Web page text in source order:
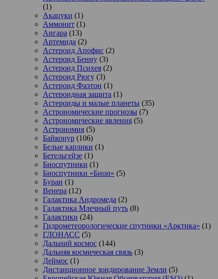
(1)
Акацуки (1)
Аммонит (1)
Ангара (13)
Артемида (2)
Астероид Апофис (2)
Астероид Бенну (3)
Астероид Психея (2)
Астероид Рюгу (3)
Астероид Фаэтон (1)
Астероидная защита (1)
Астероиды и малые планеты (35)
Астрономические прогнозы (7)
Астрономические явления (5)
Астрономия (5)
Байконур (106)
Белые карлики (1)
Бетельгейзе (1)
Биоспутники (1)
Биоспутники «Бион» (5)
Буран (1)
Венера (12)
Галактика Андромеда (2)
Галактика Млечный путь (8)
Галактики (24)
Гидрометеорологические спутники «Арктика» (1)
ГЛОНАСС (5)
Дальний космос (144)
Дальняя космическая связь (3)
Деймос (1)
Дистанционное зондирование Земли (5)